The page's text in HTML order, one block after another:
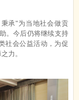
承"为当地社会做贡
。今后仍将继续支持
社会公益活动，为促
力。